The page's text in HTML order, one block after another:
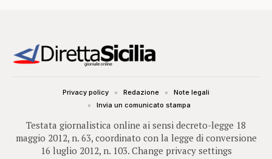
Testata giornalistica online ai sensi decreto-legge 18
maggio 2012, n. 63, coordinato con la legge di conversione
16 luglio 2012, n. 103. Change privacy settings
Privacy policy Redazione
Note legali
Invia un comunicato stampa